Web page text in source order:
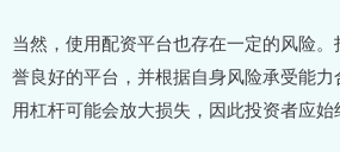
当然，使用配资平台也存在一定的风险
誉良好的平台，并根据自身风险承受能
用杠杆可能会放大损失，因此投资者应始